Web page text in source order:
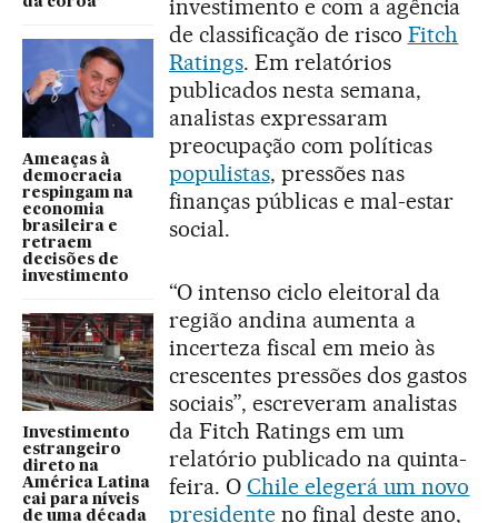
Ameaças à
democracia
respingam na
economia
brasileira e
retraem
decisões de
investimento
Investimento
estrangeiro
direto na
América Latina
cai para níveis
de uma década
investimento e com a agência
de classificação de risco Fitch
Ratings. Em relatórios
publicados nesta semana,
analistas expressaram
preocupação com políticas
populistas, pressões nas
finanças públicas e mal-estar
social.
“O intenso ciclo eleitoral da
região andina aumenta a
incerteza fiscal em meio às
crescentes pressões dos gastos
sociais”, escreveram analistas
da Fitch Ratings em um
relatório publicado na quinta-
feira. O Chile elegerá um novo
presidenteno final deste ano,